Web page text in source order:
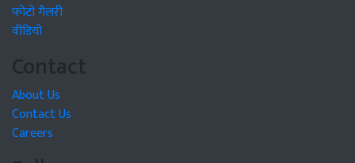
फोटो गैलरी
वीडियो
Contact
About Us
Contact Us
Careers